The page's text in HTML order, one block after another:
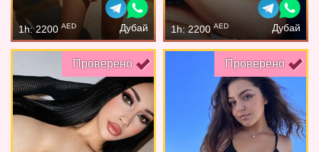
1h: 2200 AED Дубай 1h: 2200 AED Дубай
Проверено Проверено